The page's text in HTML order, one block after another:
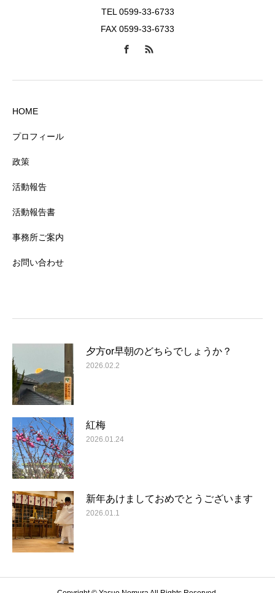
TEL 0599-33-6733
FAX 0599-33-6733
HOME
プロフィール
政策
活動報告
活動報告書
事務所ご案内
お問い合わせ
夕方or早朝のどちらでしょうか？
2026.02.2
紅梅
2026.01.24
新年あけましておめでとうございます
2026.01.1